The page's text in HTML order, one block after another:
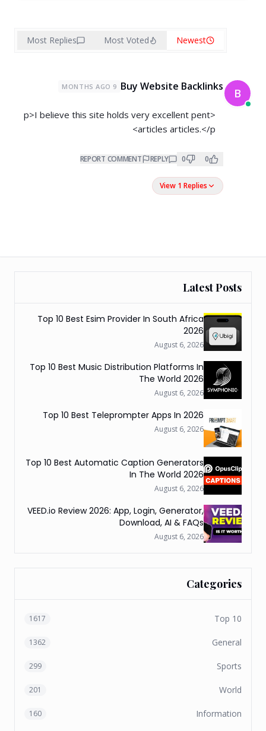
Newest
Most Voted
Most Replies
B
Buy Website Backlinks
9 MONTHS AGO
<p>I believe this site holds very excellent pent
articles articles.</p>
0
0
REPLY
REPORT COMMENT
View 1 Replies
Latest Posts
Top 10 Best Esim Provider In South Africa
2026
August 6, 2026
Top 10 Best Music Distribution Platforms In
The World 2026
August 6, 2026
Top 10 Best Teleprompter Apps In 2026
August 6, 2026
Top 10 Best Automatic Caption Generators
In The World 2026
August 6, 2026
VEED.io Review 2026: App, Login, Generator,
Download, AI & FAQs
August 6, 2026
Categories
Top 10
1617
General
1362
Sports
299
World
201
Information
160